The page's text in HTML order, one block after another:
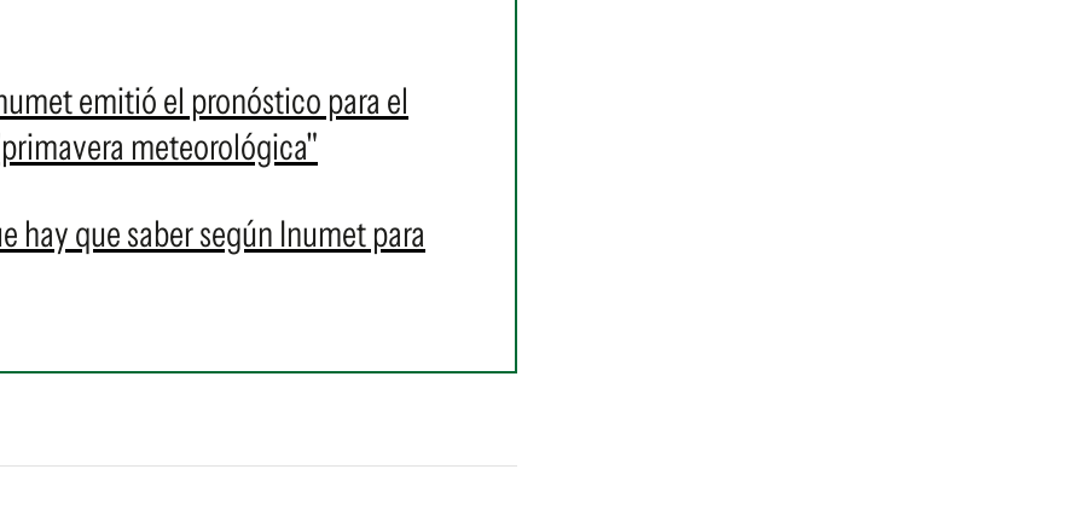
emitió el pronóstico para el
meteorológica"
hay que saber según Inumet para